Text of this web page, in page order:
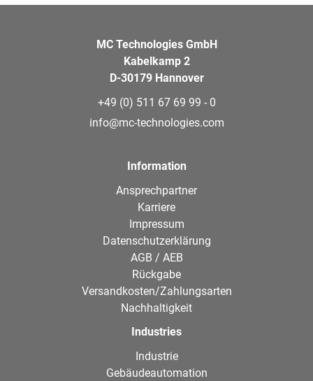
MC Technologies GmbH
Kabelkamp 2
D-30179 Hannover
+49 (0) 511 67 69 99 - 0
info@mc-technologies.com
Information
Ansprechpartner
Karriere
Impressum
Datenschutzerklärung
AGB / AEB
Rückgabe
Versandkosten/Zahlungsarten
Nachhaltigkeit
Industries
Industrie
Gebäudeautomation